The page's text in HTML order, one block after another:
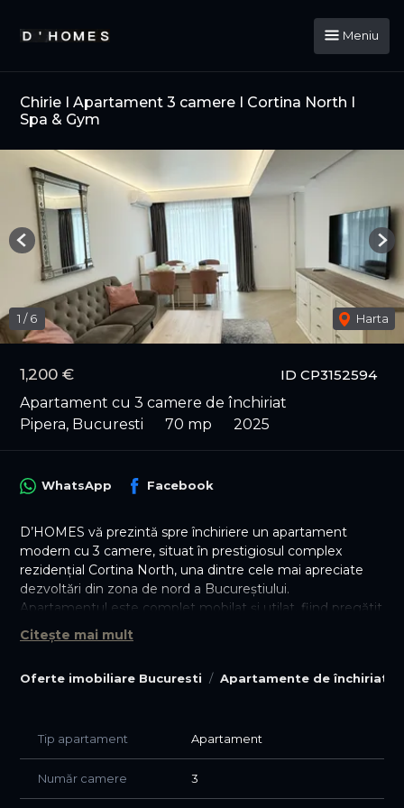
Meniu
Chirie I Apartament 3 camere I Cortina North I
Spa & Gym
ID CP3152594
1,200 €
Apartament cu 3 camere de închiriat
Pipera, Bucuresti
70 mp 2025
1 /6 Harta
Previous
Oferte imobiliare Bucuresti Apartamente de închiriat
WhatsApp Facebook
D’HOMES vă prezintă spre închiriere un apartament
modern cu 3 camere, situat în prestigiosul complex
rezidențial Cortina North, una dintre cele mai apreciate
dezvoltări din zona de nord a Bucureștiului.
Apartamentul este complet mobilat și utilat, fiind pregătit
pentru mutare imediată. Compartimentarea este
eficientă și include un living generos, două dormitoare
finisate premium.
• 3 camere – living + 2 dormitoare
• Complet mobilat și utilat
• Centrală termică proprie
Citește mai mult
Tip apartament Apartament
Număr camere 3